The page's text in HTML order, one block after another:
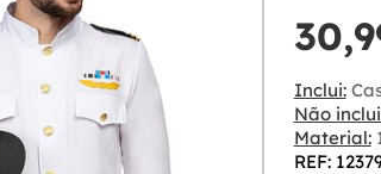
Inclui:
Não
Material:
REF: